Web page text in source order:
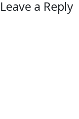
Leave a Reply